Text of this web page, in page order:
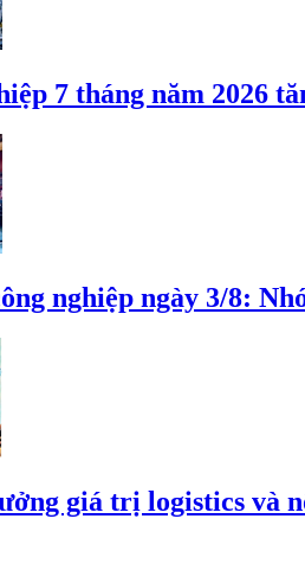
7 tháng năm 2026
nghiệp ngày 3/8:
giá trị logistics và